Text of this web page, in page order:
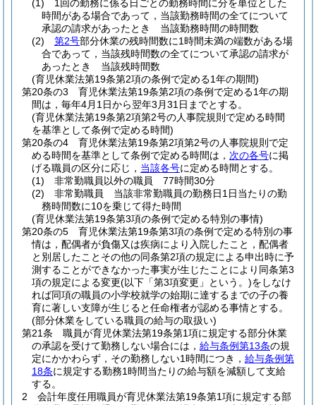
(1)
1回の勤務に係る日ごとの勤務時間に分を単位とした
時間がある場合であって，当該勤務時間の全てについて
承認の請求があったとき 当該勤務時間の時間数
(2)
第2号部分休業の残時間数に1時間未満の端数がある場
合であって，当該残時間数の全てについて承認の請求が
あったとき 当該残時間数
(育児休業法第19条第2項の条例で定める1年の期間)
第20条の3
育児休業法第19条第2項の条例で定める1年の期
間は，毎年4月1日から翌年3月31日までとする。
(育児休業法第19条第2項第2号の人事院規則で定める時間
を基準として条例で定める時間)
第20条の4
育児休業法第19条第2項第2号の人事院規則で定
める時間を基準として条例で定める時間は， 次の各号に掲
げる職員の区分に応じ， 当該各号に定める時間とする。
(1)
非常勤職員以外の職員 77時間30分
(2)
非常勤職員 当該非常勤職員の勤務日1日当たりの勤
務時間数に10を乗じて得た時間
(育児休業法第19条第3項の条例で定める特別の事情)
第20条の5
育児休業法第19条第3項の条例で定める特別の事
情は，配偶者が負傷又は疾病により入院したこと，配偶者
と別居したことその他の同条第2項の規定による申出時に予
測することができなかった事実が生じたことにより同条第3
項の規定による変更(以下「第3項変更」という。)をしなけ
れば同項の職員の小学校就学の始期に達するまでの子の養
育に著しい支障が生じると任命権者が認める事情とする。
(部分休業をしている職員の給与の取扱い)
第21条
職員が育児休業法第19条第1項に規定する部分休業
の承認を受けて勤務しない場合には， 給与条例第13条の規
定にかかわらず，その勤務しない1時間につき， 給与条例第
18条に規定する勤務1時間当たりの給与額を減額して支給
する。
2
会計年度任用職員が育児休業法第19条第1項に規定する部